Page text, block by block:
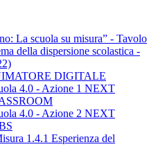
La scuola su misura” - Tavolo
della dispersione scolastica -
DIGITALE
4.0 - Azione 1 NEXT
4.0 - Azione 2 NEXT
1.4.1 Esperienza del